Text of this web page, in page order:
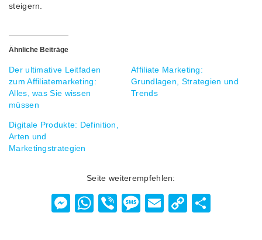
steigern.
Ähnliche Beiträge
Der ultimative Leitfaden
zum Affiliatemarketing:
Alles, was Sie wissen
müssen
Affiliate Marketing:
Grundlagen, Strategien und
Trends
Digitale Produkte: Definition,
Arten und
Marketingstrategien
Seite weiterempfehlen:
Messenger
WhatsApp
ViberMessage
Email
Copy